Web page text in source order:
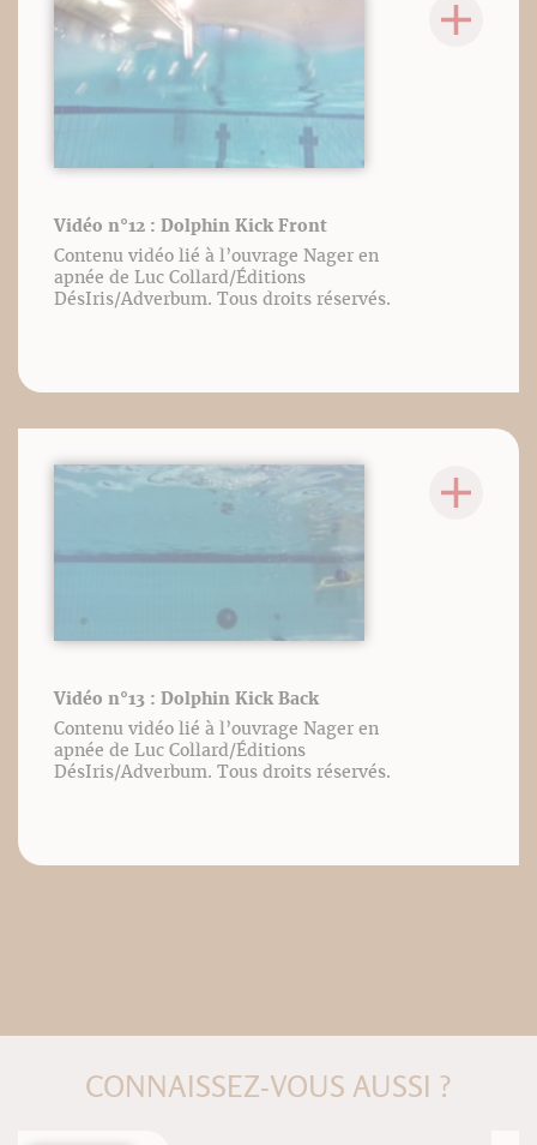
Vidéo n°12 : Dolphin Kick Front
Contenu vidéo lié à l’ouvrage Nager en
apnée de Luc Collard/Éditions
DésIris/Adverbum. Tous droits réservés.
Vidéo n°13 : Dolphin Kick Back
Contenu vidéo lié à l’ouvrage Nager en
apnée de Luc Collard/Éditions
DésIris/Adverbum. Tous droits réservés.
CONNAISSEZ-VOUS AUSSI ?